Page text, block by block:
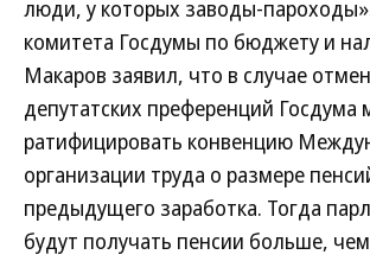
люди, у которых заводы-
комитета Госдумы по бюджету и
Макаров заявил, что в случае
депутатских преференций Госдума
ратифицировать конвенцию
организации труда о размере
предыдущего заработка. Тогда
будут получать пенсии больше,